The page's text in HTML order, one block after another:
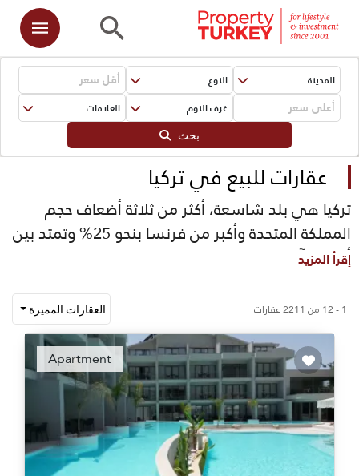
المدينة
النوع
غرف النوم
العلامات
بحث
عقارات للبيع في تركيا
تركيا هي بلد شاسعة، أكثر من ثلاثة أضعاف حجم
المملكة المتحدة وأكبر من فرنسا بنحو 25% وتمتد بين
لوحة من الفسيفساء الفريدة التي تتكون من ثقافات
عدة، إلى جانب المناظر الطبيعية المتنوعة والمجتمع
الحيوي. إذا كنت من المهتمين بالبحث عن العقارات خارج
بلددك، وترغب في شراء منزل لقضاء العطلة أو مكان
للتقاعد أو استثمار عقاري مضمون. فإن أي بحث قمت
به سيظل ناقصا إذا لم تنظر في العقارات المعروضة
للبيع في تركيا.
إقرأ المزيد
1 - 12 من 2211 عقارات العقارات المميزة
Apartment